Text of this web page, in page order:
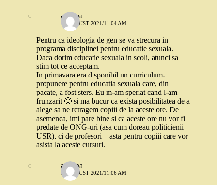
ariadna
19 AUGUST 2021/11:04 AM
Pentru ca ideologia de gen se va strecura in
programa disciplinei pentru educatie sexuala.
Daca dorim educatie sexuala in scoli, atunci sa
stim tot ce acceptam.
In primavara era disponibil un curriculum-
propunere pentru educatia sexuala care, din
pacate, a fost sters. Eu m-am speriat cand l-am
frunzarit 🙂 si ma bucur ca exista posibilitatea de a
alege sa ne retragem copiii de la aceste ore. De
asemenea, imi pare bine si ca aceste ore nu vor fi
predate de ONG-uri (asa cum doreau politicienii
USR), ci de profesori – asta pentru copiii care vor
asista la aceste cursuri.
ariadna
19 AUGUST 2021/11:06 AM